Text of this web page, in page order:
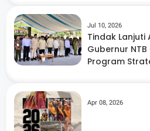
Jul 10, 2026
Tindak Lanjuti
Gubernur
Program
Apr 08, 2026